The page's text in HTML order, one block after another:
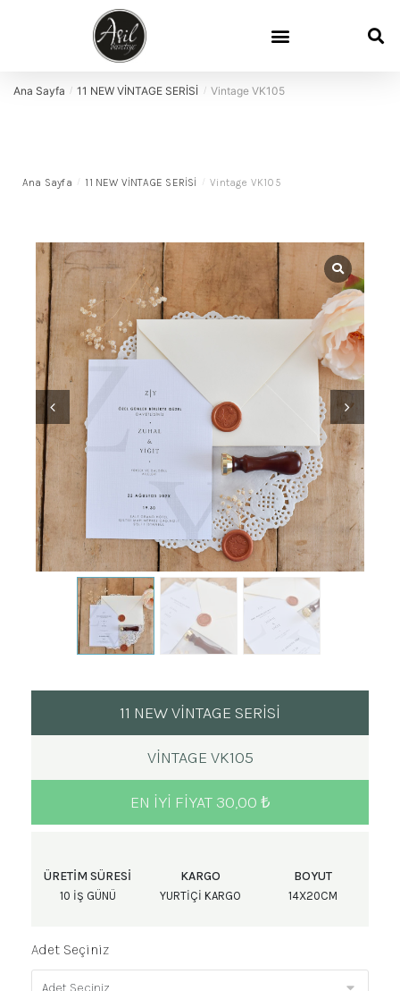
Ana Sayfa / 11 NEW VİNTAGE SERİSİ / Vintage VK105
Ana Sayfa / 11 NEW VİNTAGE SERİSİ / Vintage VK105
11 NEW VİNTAGE SERİSİ
VINTAGE VK105
EN IYI FIYAT 30,00 ₺
ÜRETIM SÜRESI
10 IŞ GÜNÜ
KARGO
YURTIÇI KARGO
BOYUT
14X20CM
Adet Seçiniz